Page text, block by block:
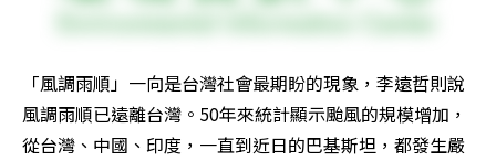
「風調雨順」一向是台灣社會最期盼的現象，李遠哲則說
風調雨順已遠離台灣。50年來統計顯示颱風的規模增加，
從台灣、中國、印度，一直到近日的巴基斯坦，都發生嚴